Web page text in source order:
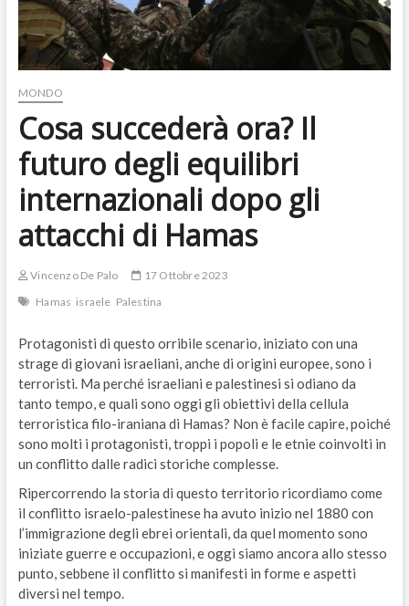
MONDO
Cosa succederà ora? Il
futuro degli equilibri
internazionali dopo gli
attacchi di Hamas
Vincenzo De Palo
17 Ottobre 2023
Hamas israele Palestina
Protagonisti di questo orribile scenario, iniziato con una
strage di giovani israeliani, anche di origini europee, sono i
terroristi. Ma perché israeliani e palestinesi si odiano da
tanto tempo, e quali sono oggi gli obiettivi della cellula
terroristica filo-iraniana di Hamas? Non è facile capire, poiché
sono molti i protagonisti, troppi i popoli e le etnie coinvolti in
un conflitto dalle radici storiche complesse.
Ripercorrendo la storia di questo territorio ricordiamo come
il conflitto israelo-palestinese ha avuto inizio nel 1880 con
l’immigrazione degli ebrei orientali, da quel momento sono
iniziate guerre e occupazioni, e oggi siamo ancora allo stesso
punto, sebbene il conflitto si manifesti in forme e aspetti
diversi nel tempo.